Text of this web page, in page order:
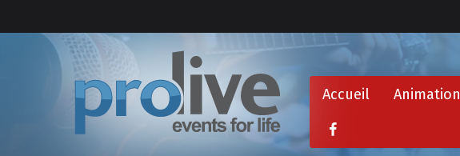
Accueil Animation